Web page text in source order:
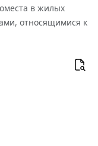
в жилых
относящимися к